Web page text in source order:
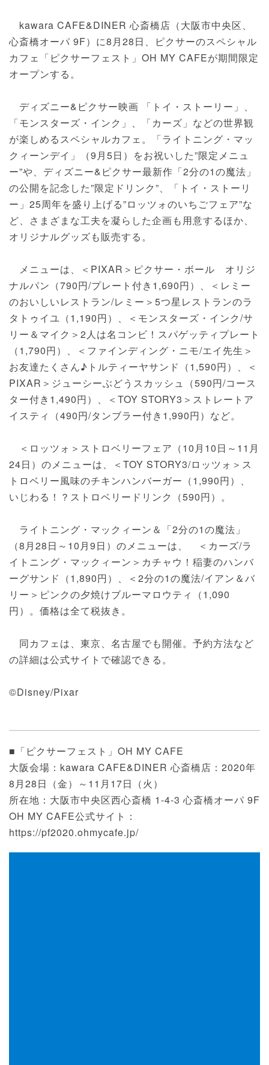
kawara CAFE&DINER 心斎橋店（大阪市中央区、
心斎橋オーパ 9F）に8月28日、ピクサーのスペシャル
カフェ「ピクサーフェスト」OH MY CAFEが期間限定
オープンする。
ディズニー&ピクサー映画 「トイ・ストーリー」、
「モンスターズ・インク」、「カーズ」などの世界観
が楽しめるスペシャルカフェ。「ライトニング・マッ
クィーンデイ」（9月5日）をお祝いした”限定メニュ
ー”や、ディズニー&ピクサー最新作「2分の1の魔法」
の公開を記念した”限定ドリンク”、「トイ・ストーリ
ー」25周年を盛り上げる”ロッツォのいちごフェア”な
ど、さまざまな工夫を凝らした企画も用意するほか、
オリジナルグッズも販売する。
メニューは、＜PIXAR＞ピクサー・ボール オリジ
ナルパン（790円/プレート付き1,690円）、＜レミー
のおいしいレストラン/レミー＞5つ星レストランのラ
タトゥイユ（1,190円）、＜モンスターズ・インク/サ
リー＆マイク＞2人は名コンビ！スパゲッティプレート
（1,790円）、＜ファインディング・ニモ/エイ先生＞
お友達たくさん♪トルティーヤサンド（1,590円）、＜
PIXAR＞ジューシーぶどうスカッシュ（590円/コース
ター付き1,490円）、＜TOY STORY3＞ストレートア
イスティ（490円/タンブラー付き1,990円）など。
＜ロッツォ＞ストロベリーフェア（10月10日～11月
24日）のメニューは、＜TOY STORY3/ロッツォ＞ス
トロベリー風味のチキンハンバーガー（1,990円）、
いじわる！？ストロベリードリンク（590円）。
ライトニング・マックィーン＆「2分の1の魔法」
（8月28日～10月9日）のメニューは、 ＜カーズ/ラ
イトニング・マックィーン＞カチャウ！稲妻のハンバ
ーグサンド（1,890円）、＜2分の1の魔法/イアン＆バ
リー＞ピンクの夕焼けブルーマロウティ（1,090
円）。価格は全て税抜き。
同カフェは、東京、名古屋でも開催。予約方法など
の詳細は公式サイトで確認できる。
©Disney/Pixar
■「ピクサーフェスト」OH MY CAFE
大阪会場：kawara CAFE&DINER 心斎橋店：2020年
8月28日（金）～11月17日（火）
所在地：大阪市中央区西心斎橋 1-4-3 心斎橋オーパ 9F
OH MY CAFE公式サイト：
https://pf2020.ohmycafe.jp/